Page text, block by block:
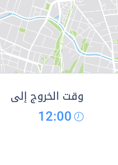
وقت الخروج إلى
12:00